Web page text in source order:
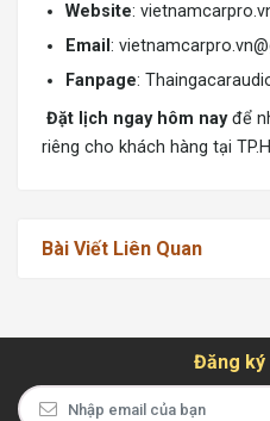
Website:
Email :
Fanpage:
Đặt lịch ngay hôm nayđể
riêng cho khách hàng tại
Bài Viết Liên Quan
Đăng ký